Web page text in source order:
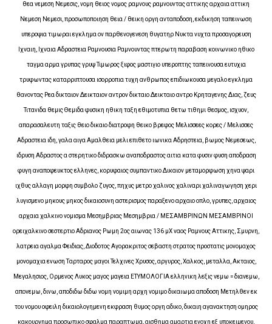
θεα νεμεση Νεμεσις, νομη θειος νομος ραμνους ραμνουντας αττικης αρχαια αττικη
Νεμεση Νεμεσι, προσωποποιηση θεια / θεικη οργη ανταποδοση, εκδικηση ταπεινωση
υπεροψια τιμωραι εγκλημα ον παρθενογενεση θυγατηρ Νυκτα νυχτα προσαγορευση
Ιχναιη, Ιχναια Αδραστεια Ραμνουσια Ραμνουντας πτερωτη παραβαση κοινωνικο ηθικο
ταγμα αρμα γρυπας γρυψ Τιμωρος ξιφος μαστιγιο υπεροπτης ταπεινουσα ευτυχια
τρυφωντας καταρριπτουσα ισορροπια τυχη ανθρωπος επιδιωκουσα μεγαλο εγκλημα
θανοντας Ρεα δικταιον Δεικταιον αντρον δικταιο Δεικταιο αντρο Κρηταγενης Διας, ζευς
Τιτανιδα θεμις Θεμιδα φυσικη ηθικη ταξη εθιμοτυπια θετω τιθημι θεσμος, ισχυον,
απαρασαλευτη ταξις θειο δικαιο διατροφη θεικο βρεφος Μελισσεες κορες / Μελισσες
Αδραστεια ιδη, γαλα αιγα Αμαλθεια μελι επιθετο ιωνικα Αδρηστεια, βωμος Νεμεσεως,
ιδρυση Αδραστος α στερητικο διδρασκω αναποδραστος αιτια κατα φυσιν φυση αποδραση
φυγη αναποφευκτος ελληνες, κορυφαιος συμπαντικο Δικαιον μεταμορφωση χηνα ψαρι
ιχθυς αλλαγη μορφη συμβολο ζυγος, πηχυς μετρο χαλινος χαλιναρι χαλιναγωγηση χερι
λυγισμενο μηκους μηκος δικαιοσυνη αστερισμος παραξενο αρχαιο οπλο, γρυπες, αρχαιος
αρχαια χαλκινο νομισμα Μεσημβριας Μεσημβρια / ΜΕΣΑΜΒΡΙΝΩΝ ΜΕΣΑΜΒΡΙΝΟΙ
ορειχαλκινο σεστερτιο Αδριανος Ρωμη 2ος αιωνας 136 μΧ ναος Ραμνους Αττικης, Σμυρνη,
λατρεια αγαλμα Φειδιας, Διοδοτος Αγορακριτος σεβαστη στρατος προστατις μονομαχος
μονομαχια ενωση Ταρταρος μαγοι Τελχινες Χρυσος, αργυρος, Χαλκος, μεταλλα, Ακταιος,
Μεγαλησιος, Ορμενος Λυκος μαγος μαγεια ΕΤΥΜΟΛΟΓΙΑ ελληνικη λεξις νεμω = διανεμω,
απονεμω, δινω, αποδιδω διδω νομη νομιμη αρχη νομιμο δικαιωμα αποδοση Μετηλθεν εκ
του νομου οφειλη δικαιολογημενη εκφραση θυμος οργη αδικο, δικαιη αγανακτηση ομηρος
κακουργημα προσωπικο σφαλμα παραπτωμα, αισθημα αμαρτια ενοχη εξ υποκειμενου,